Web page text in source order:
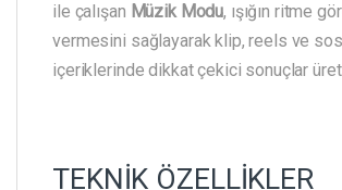
ile çalışan Müzik Modu, ışığın ritme
vermesini sağlayarak klip, reels ve
içeriklerinde dikkat çekici sonuçlar
TEKNİK ÖZELLİKLER